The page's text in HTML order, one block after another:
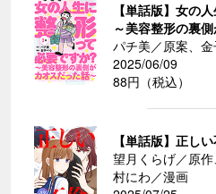
【単話版】女の
～美容整形の裏
パチ美／原案、
2025/06/09
88円（税込）
【単話版】正し
望月くらげ／原
村にわ／漫画